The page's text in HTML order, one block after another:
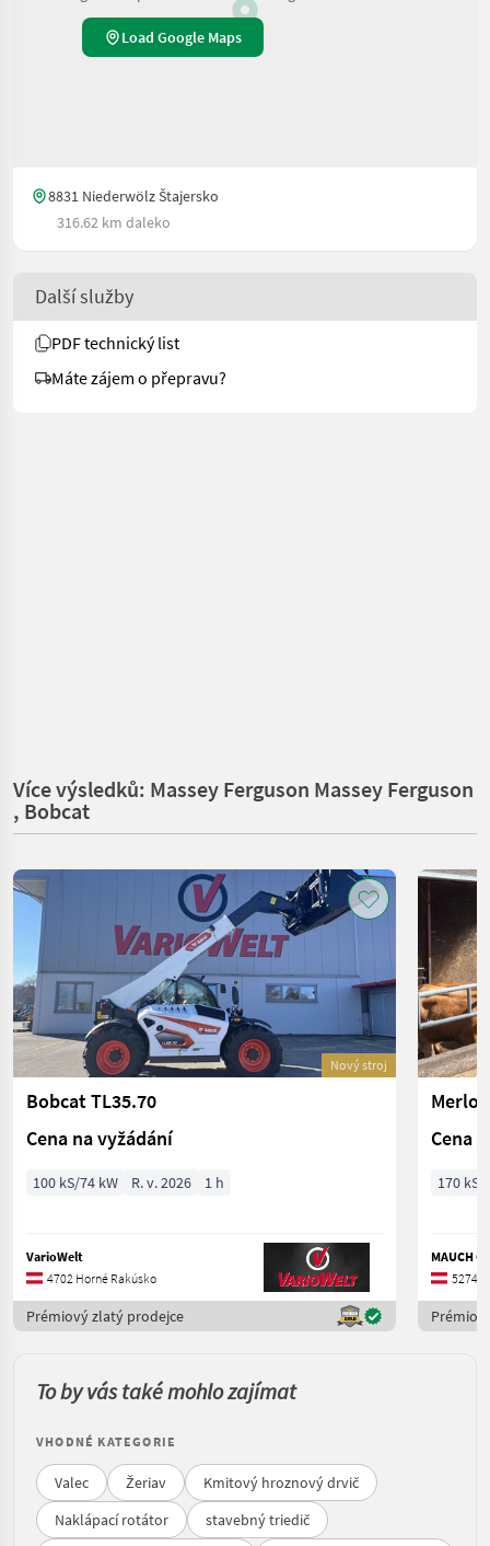
Load Google Maps
8831 Niederwölz Štajersko
316.62 km daleko
Další služby
PDF technický list
Máte zájem o přepravu?
Více výsledků: Massey Ferguson Massey Ferguson
, Bobcat
Nový stroj
Bobcat TL35.70
Cena na vyžádání
100 kS/74 kW R. v. 2026 1 h
VarioWelt
4702 Horné Rakúsko
Prémiový zlatý prodejce
Merlo
Cena
170 kS/
MAUCH
5274
To by vás také mohlo zajímat
VHODNÉ KATEGORIE
Valec Žeriav
Kmitový hroznový drvič
Naklápací rotátor
stavebný triedič